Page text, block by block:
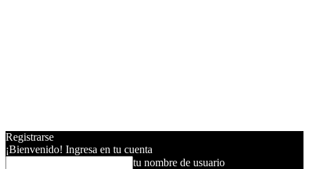
Registrarse
¡Bienvenido! Ingresa en tu cuenta
tu nombre de usuario